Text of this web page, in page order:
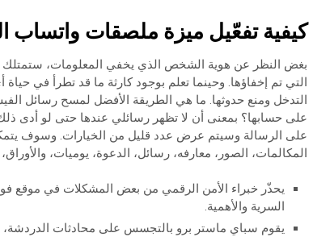
كيفية تفعّيل ميزة ملصقات واتساب
بغض النظر عن هوية الشخص الذي يخفي المعلومات، ستمتلك
التي تم إخفاؤها. وحينما تعلم بوجود كارثة ما قد تطرأ في
التدخل ومنع حدوثها. ما هي الطريقة الأفضل لمسح رسائل
على حسابها؟ بمعنى أن لا تظهر رسائلي عندها حتى لو أدى
على الرسالة وسيتم عرض عدد قليل من الخيارات. وسوف
المكالمات، الصور، معارفه، رسائل، الدعوة، يوميات،
يحذّر خبراء الأمن الرقمي من بعض المشكلات في موقع
السرية والأهمية.
يقوم سباي ماستر برو بالتجسس على محادثات الدردشة،